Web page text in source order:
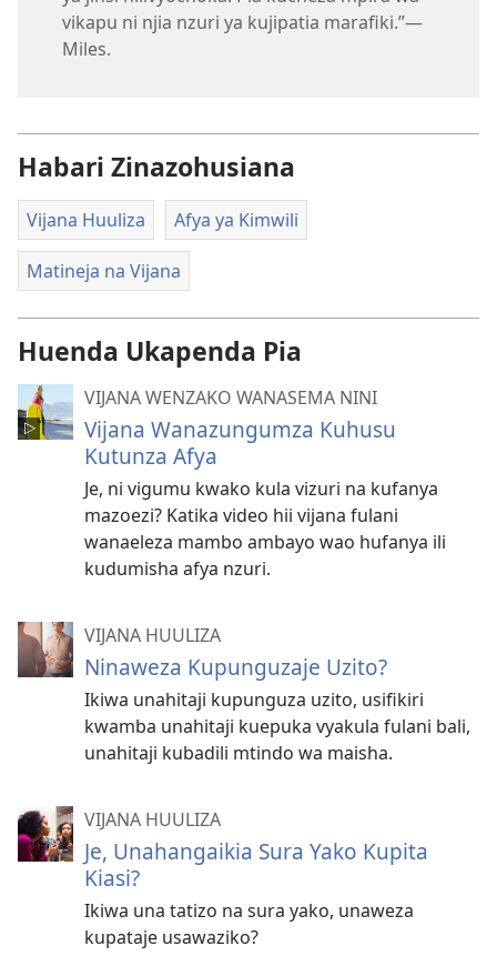
vikapu ni njia nzuri ya kujipatia marafiki.”—
Miles.
Habari Zinazohusiana
Vijana Huuliza Afya ya Kimwili
Matineja na Vijana
Huenda Ukapenda Pia
VIJANA WENZAKO WANASEMA NINI
Vijana Wanazungumza Kuhusu
Kutunza Afya
Je, ni vigumu kwako kula vizuri na kufanya
mazoezi? Katika video hii vijana fulani
wanaeleza mambo ambayo wao hufanya ili
kudumisha afya nzuri.
VIJANA HUULIZA
Ninaweza Kupunguzaje Uzito?
Ikiwa unahitaji kupunguza uzito, usifikiri
kwamba unahitaji kuepuka vyakula fulani bali,
unahitaji kubadili mtindo wa maisha.
VIJANA HUULIZA
Je, Unahangaikia Sura Yako Kupita
Kiasi?
Ikiwa una tatizo na sura yako, unaweza
kupataje usawaziko?